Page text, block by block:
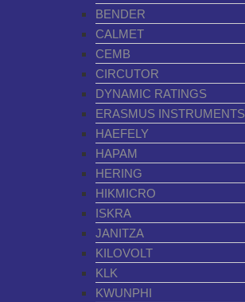
BENDER
CALMET
CEMB
CIRCUTOR
DYNAMIC RATINGS
ERASMUS INSTRUMENTS
HAEFELY
HAPAM
HERING
HIKMICRO
ISKRA
JANITZA
KILOVOLT
KLK
KWUNPHI